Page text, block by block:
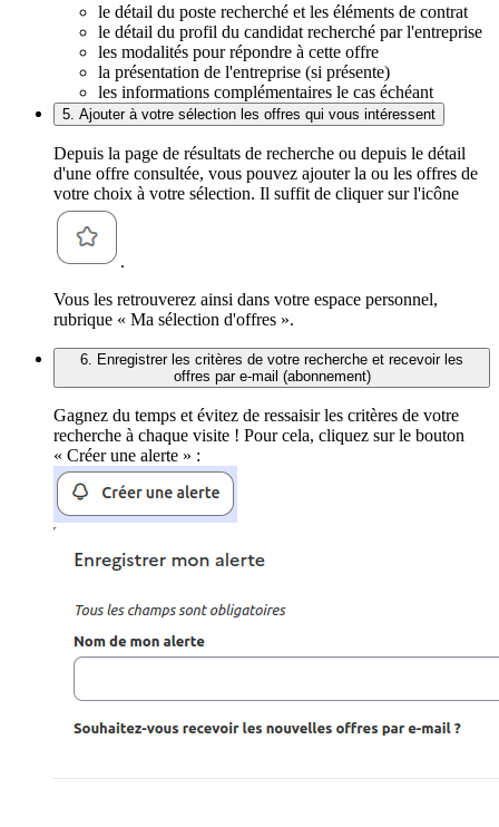
le détail du poste recherché et les éléments de contrat
le détail du profil du candidat recherché par l'entreprise
les modalités pour répondre à cette offre
la présentation de l'entreprise (si présente)
les informations complémentaires le cas échéant
5. Ajouter à votre sélection les offres qui vous intéressent
Depuis la page de résultats de recherche ou depuis le détail
d'une offre consultée, vous pouvez ajouter la ou les offres de
votre choix à votre sélection. Il suffit de cliquer sur l'icône
.
Vous les retrouverez ainsi dans votre espace personnel,
rubrique « Ma sélection d'offres ».
6. Enregistrer les critères de votre recherche et recevoir les
offres par e-mail (abonnement)
Gagnez du temps et évitez de ressaisir les critères de votre
recherche à chaque visite ! Pour cela, cliquez sur le bouton
« Créer une alerte » :